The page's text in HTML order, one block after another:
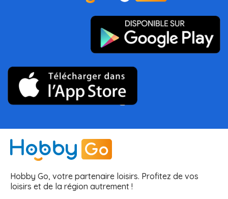
Hobby Go, votre partenaire loisirs. Profitez de vos
loisirs et de la région autrement !